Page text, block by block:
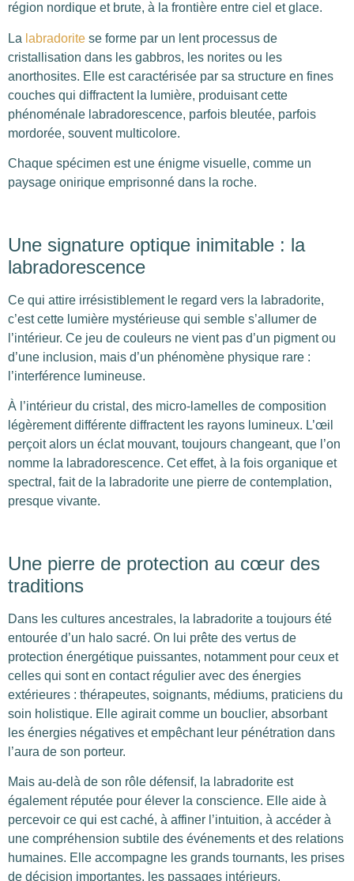
région nordique et brute, à la frontière entre ciel et glace.
La labradorite se forme par un lent processus de
cristallisation dans les gabbros, les norites ou les
anorthosites. Elle est caractérisée par sa structure en fines
couches qui diffractent la lumière, produisant cette
phénoménale labradorescence, parfois bleutée, parfois
mordorée, souvent multicolore.
Chaque spécimen est une énigme visuelle, comme un
paysage onirique emprisonné dans la roche.
Une signature optique inimitable : la
labradorescence
Ce qui attire irrésistiblement le regard vers la labradorite,
c’est cette lumière mystérieuse qui semble s’allumer de
l’intérieur. Ce jeu de couleurs ne vient pas d’un pigment ou
d’une inclusion, mais d’un phénomène physique rare :
l’interférence lumineuse.
À l’intérieur du cristal, des micro-lamelles de composition
légèrement différente diffractent les rayons lumineux. L’œil
perçoit alors un éclat mouvant, toujours changeant, que l’on
nomme la labradorescence. Cet effet, à la fois organique et
spectral, fait de la labradorite une pierre de contemplation,
presque vivante.
Une pierre de protection au cœur des
traditions
Dans les cultures ancestrales, la labradorite a toujours été
entourée d’un halo sacré. On lui prête des vertus de
protection énergétique puissantes, notamment pour ceux et
celles qui sont en contact régulier avec des énergies
extérieures : thérapeutes, soignants, médiums, praticiens du
soin holistique. Elle agirait comme un bouclier, absorbant
les énergies négatives et empêchant leur pénétration dans
l’aura de son porteur.
Mais au-delà de son rôle défensif, la labradorite est
également réputée pour élever la conscience. Elle aide à
percevoir ce qui est caché, à affiner l’intuition, à accéder à
une compréhension subtile des événements et des relations
humaines. Elle accompagne les grands tournants, les prises
de décision importantes, les passages intérieurs.